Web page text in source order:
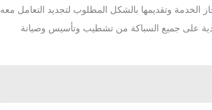
وتقديمها بالشكل المطلوب لتجديد التعامل معه
على جميع السباكة من تشطيب وتأسيس وصيانة